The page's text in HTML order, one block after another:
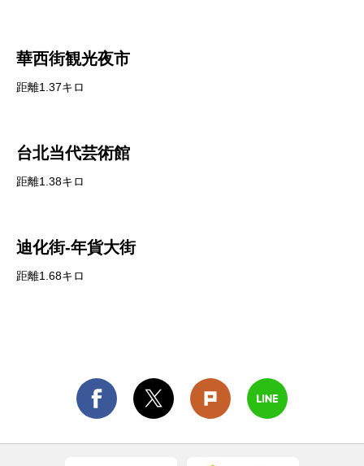
華西街観光夜市
距離1.37キロ
台北当代芸術館
距離1.38キロ
迪化街-年貨大街
距離1.68キロ